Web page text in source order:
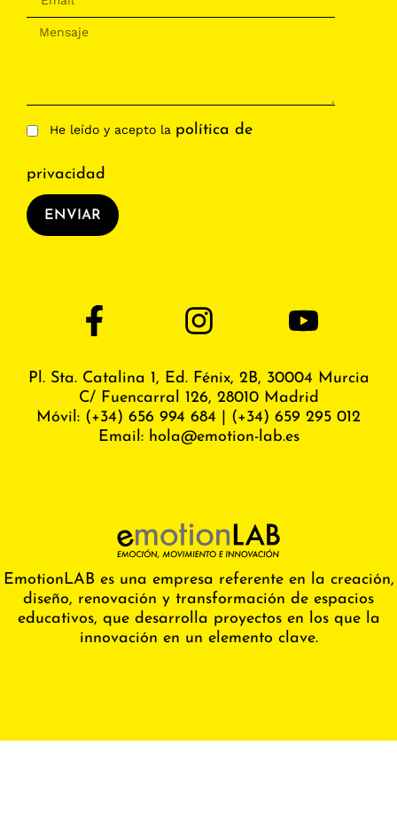
He leído y acepto la política de
privacidad
ENVIAR
EmotionLAB es una empresa referente en la creación,
diseño, renovación y transformación de espacios
educativos, que desarrolla proyectos en los que la
innovación en un elemento clave.
Pl. Sta. Catalina 1, Ed. Fénix, 2B, 30004 Murcia
C/ Fuencarral 126, 28010 Madrid
Móvil: (+34) 656 994 684
(+34) 659 295 012
Email: hola@emotion-lab.es